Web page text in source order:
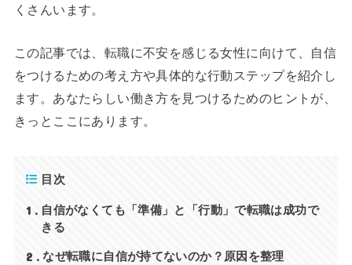
くさんいます。
この記事では、転職に不安を感じる女性に向けて、自信
をつけるための考え方や具体的な行動ステップを紹介し
ます。あなたらしい働き方を見つけるためのヒントが、
きっとここにあります。
目次
1
自信がなくても「準備」と「行動」で転職は成功で
きる
2 なぜ転職に自信が持てないのか？原因を整理